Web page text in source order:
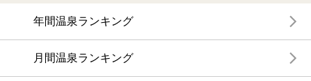
年間温泉ランキング
月間温泉ランキング